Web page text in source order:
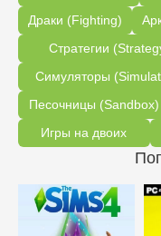
Драки (Fighting)
Стратегии
Симуляторы
Песочницы (Sandbox)
Игры на двоих